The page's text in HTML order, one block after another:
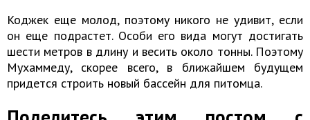
Коджек еще молод, поэтому никого не удивит, если
он еще подрастет. Особи его вида могут достигать
шести метров в длину и весить около тонны. Поэтому
Мухаммеду, скорее всего, в ближайшем будущем
придется строить новый бассейн для питомца.